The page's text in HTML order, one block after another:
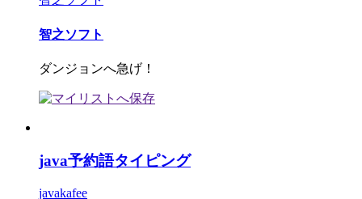
智之ソフト
ダンジョンへ急げ！
java予約語タイピング
javakafee